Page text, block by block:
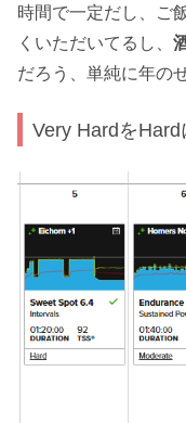
時間で一定だし、ご
くいただいてるし、
だろう、単純に年の
Very HardをHard